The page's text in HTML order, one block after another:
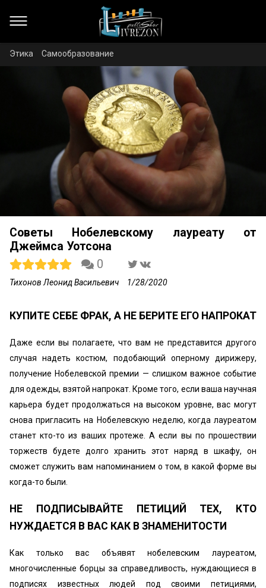
Этика Самообразование
Советы Нобелевскому лауреату от
Джеймса Уотсона
0
Тихонов Леонид Васильевич 1/28/2020
КУПИТЕ СЕБЕ ФРАК, А НЕ БЕРИТЕ ЕГО НАПРОКАТ
Даже если вы полагаете, что вам не представится другого
слу­чая надеть костюм, подобающий оперному дирижеру,
получе­ние Нобелевской премии — слишком важное событие
для одежды, взятой напрокат. Кроме того, если ваша научная
карь­ера будет продолжаться на высоком уровне, вас могут
снова пригласить на Нобелевскую неделю, когда лауреатом
станет кто-то из ваших протеже. А если вы по прошествии
торжеств будете долго хранить этот наряд в шкафу, он
сможет служить вам напоминанием о том, в какой форме вы
когда-то были.
НЕ ПОДПИСЫВАЙТЕ ПЕТИЦИЙ ТЕХ, КТО
НУЖДАЕТСЯ В ВАС КАК В ЗНАМЕНИТОСТИ
Как только вас объявят нобелевским лауреатом,
многочислен­ные борцы за справедливость, нуждающиеся в
подписях извест­ных людей под своими петициями,